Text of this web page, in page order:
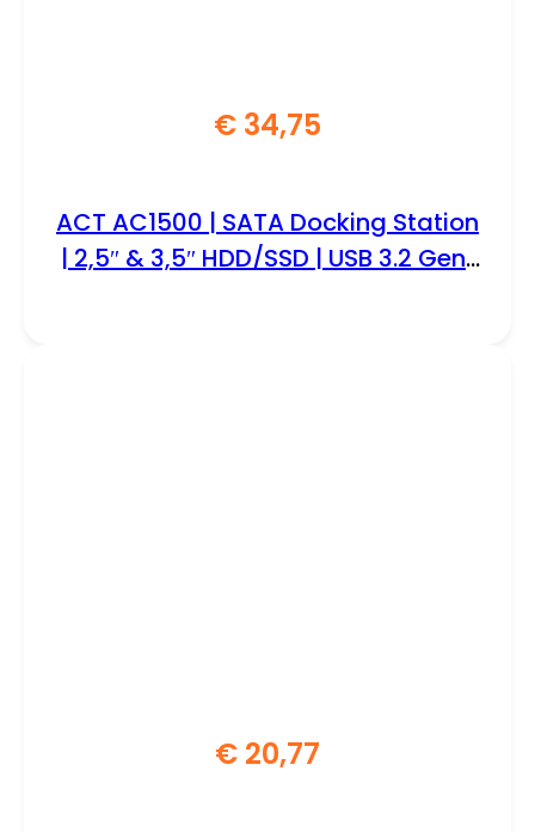
€ 34,75
ACT AC1500 | SATA Docking Station
| 2,5″ & 3,5″ HDD/SSD | USB 3.2 Gen1
€ 20,77